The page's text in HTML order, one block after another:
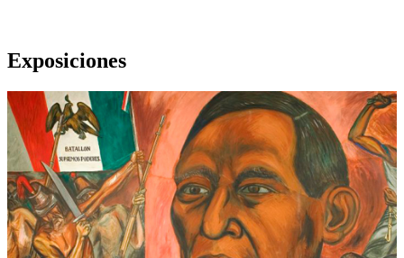
Exposiciones